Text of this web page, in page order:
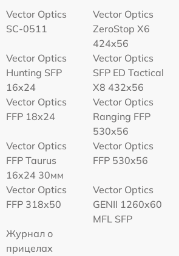
Vector Optics
SC-0511
Vector Optics
ZeroStop X6
424x56
Vector Optics
Hunting SFP
16x24
Vector Optics
SFP ED Tactical
X8 432x56
Vector Optics
FFP 18x24
Vector Optics
Ranging FFP
530x56
Vector Optics
FFP Taurus
16x24 30мм
Vector Optics
FFP 530x56
Vector Optics
FFP 318x50
Vector Optics
GENII 1260x60
MFL SFP
Журнал о
прицелах